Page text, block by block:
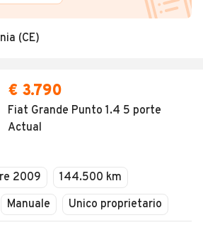
(CE)
€ 3.790
Fiat Grande Punto 1.4 5 porte
Actual
2009
144.500 km
Manuale Unico proprietario